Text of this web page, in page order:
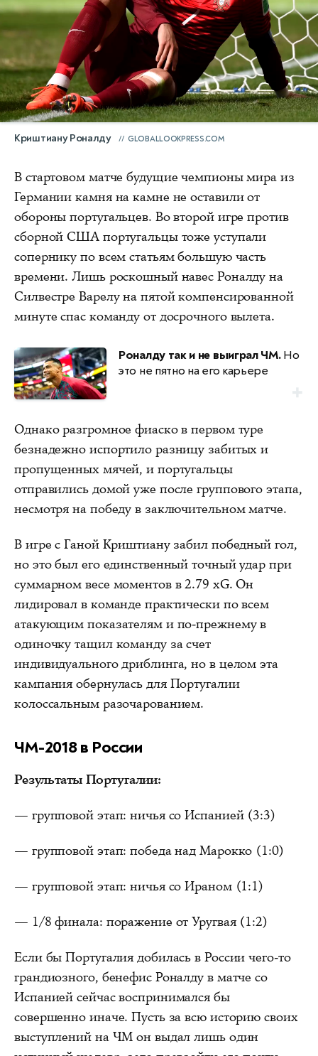
Криштиану Роналду GLOBALLOOKPRESS.COM
В стартовом матче будущие чемпионы мира из
Германии камня на камне не оставили от
обороны португальцев. Во второй игре против
сборной США португальцы тоже уступали
сопернику по всем статьям большую часть
времени. Лишь роскошный навес Роналду на
Силвестре Варелу на пятой компенсированной
минуте спас команду от досрочного вылета.
Роналду так и не выиграл ЧМ.Но
это не пятно на его карьере
Однако разгромное фиаско в первом туре
безнадежно испортило разницу забитых и
пропущенных мячей, и португальцы
отправились домой уже после группового этапа,
несмотря на победу в заключительном матче.
В игре с Ганой Криштиану забил победный гол,
но это был его единственный точный удар при
суммарном весе моментов в 2.79 xG. Он
лидировал в команде практически по всем
атакующим показателям и по-прежнему в
одиночку тащил команду за счет
индивидуального дриблинга, но в целом эта
кампания обернулась для Португалии
колоссальным разочарованием.
ЧМ-2018 в России
Результаты Португалии:
— групповой этап: ничья со Испанией (3:3)
— групповой этап: победа над Марокко (1:0)
— групповой этап: ничья со Ираном (1:1)
— 1/8 финала: поражение от Уругвая (1:2)
Если бы Португалия добилась в России чего-то
грандиозного, бенефис Роналду в матче со
Испанией сейчас воспринимался бы
совершенно иначе. Пусть за всю историю своих
выступлений на ЧМ он выдал лишь один